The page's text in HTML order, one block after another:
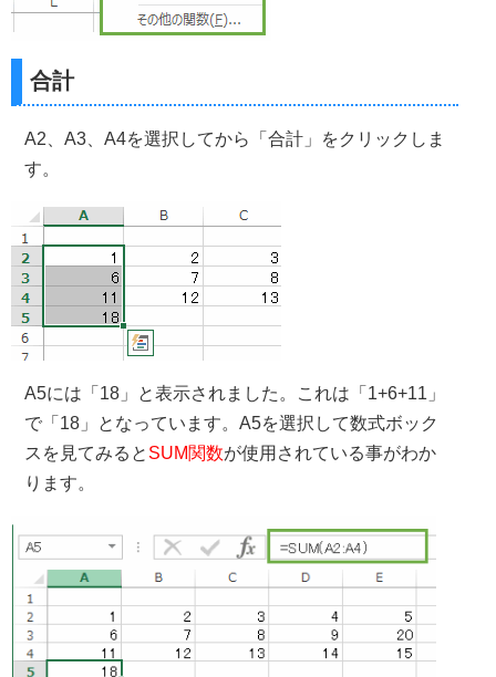
合計
A2、A3、A4を選択してから「合計」をクリックしま
す。
A5には「18」と表示されました。これは「1+6+11」
で「18」となっています。A5を選択して数式ボック
スを見てみると SUM関数が使用されている事がわか
ります。